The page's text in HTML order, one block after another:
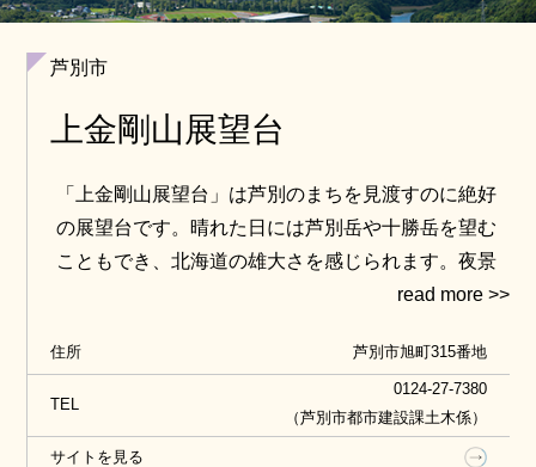
芦別市
上金剛山展望台
「上金剛山展望台」は芦別のまちを見渡すのに絶好
の展望台です。晴れた日には芦別岳や十勝岳を望む
こともでき、北海道の雄大さを感じられます。夜景
や星空だけではなく、条件が重なると雲海を望むこ
を見せるのが魅力の絶景スポットです。
住所 芦別市旭町315番地
TEL
0124-27-7380
（芦別市都市建設課土木係）
サイトを見る